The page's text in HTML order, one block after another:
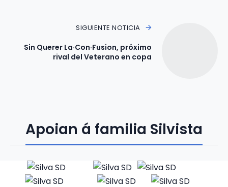
SIGUIENTE NOTICIA
Sin Querer La·Con·Fusion, próximo
rival del Veterano en copa
Apoian á familia Silvista